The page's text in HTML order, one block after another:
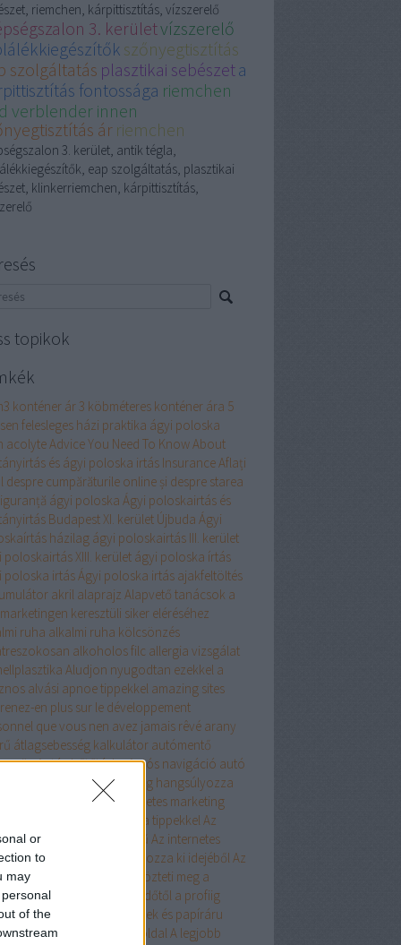
or
to
may
of the
riemchen, kárpittisztítás, vízszerelő
3. kerületvízszerelő
szőnyegtisztítás
szolgáltatás plasztikai sebészeta
fontossága riemchen
verblender innen
ár riemchen
3. kerület, antik tégla,
eap szolgáltatás, plasztikai
klinkerriemchen, kárpittisztítás,
topikok
konténer ár3 köbméteres konténer ára 5
felesleges házi praktika ágyi poloska
acolyteAdvice You Need To Know About
és ágyi poloska irtás InsuranceAflați
despre cumpărăturile online și despre starea
ágyi poloska Ágyi poloskairtás és
Budapest XI. kerület Újbuda Ágyi
házilag ágyi poloskairtás III. kerület
poloskairtás XIII. kerület ágyi poloska írtás
poloska irtásÁgyi poloska irtás ajakfeltöltés
akril alaprajz Alapvető tanácsok a
keresztüli siker eléréséhez
ruha alkalmi ruha kölcsönzés
alkoholos filc allergia vizsgálat
Aludjon nyugodtan ezekkel a
alvási apnoe tippekkel amazing sites
en plus sur le développement
que vous nen avez jamais rêvé arany
átlagsebesség kalkulátor autómentő
Autós hűtőtáskaAutós navigáció autó
Az internetes marketing hangsúlyozza
Ez a tanács segítAz internetes marketing
fog tenni ezekkel a tippekkelAz
marketing nagyszerű Az internetes
a lehető legtöbbet hozza ki idejébőlAz
Marketing nem különbözteti meg a
vagy a profikat
A kezdőtől a profiig
a kreatív hobby termékek és papíráru
tippekkel
a legjobb oldalA legjobb